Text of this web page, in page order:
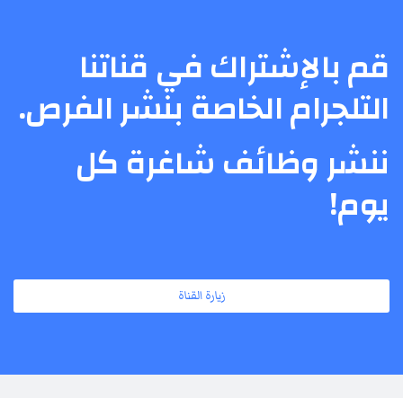
قم بالإشتراك في قناتنا
التلجرام الخاصة بنشر الفرص.
ننشر وظائف شاغرة كل
يوم!
زيارة القناة